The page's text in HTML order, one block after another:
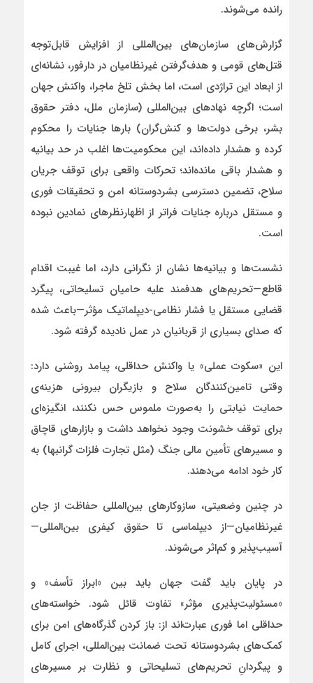
رانده می‌شوند.
گزارش‌های سازمان‌های بین‌المللی از افزایش قابل‌توجه
قتل‌های قومی و هدف‌گرفتن غیرنظامیان در دارفور، نشانه‌ای
از ابعاد این تراژدی است، اما بخش تلخ ماجرا، واکنش جهان
است؛ اگرچه نهادهای بین‌المللی (سازمان ملل، دفتر حقوق
بشر، برخی دولت‌ها و کنش‌گران) بارها جنایات را محکوم
کرده و هشدار داده‌اند، این محکومیت‌ها اغلب در حد بیانیه
و هشدار باقی مانده‌اند؛ تحرکات واقعی برای توقف جریان
سلاح، تضمین دسترسی بشردوستانه امن و تحقیقات فوری
و مستقل درباره جنایات فراتر از اظهارنظرهای نمادین نبوده
است.
نشست‌ها و بیانیه‌ها نشان از نگرانی دارد، اما غیبت اقدام
قاطع—تحریم‌های هدفمند علیه حامیان تسلیحاتی، پیگرد
قضایی مستقل یا فشار نظامی-دیپلماتیک مؤثر—باعث شده
که صدای بسیاری از قربانیان در عمل نادیده گرفته شود.
این «سکوت عملی» یا واکنش حداقلی، پیامد روشنی دارد:
وقتی تامین‌کنندگان سلاح و بازیگران بیرونی هزینه‌ی
حمایت نیابتی را به‌صورت ملموس حس نکنند، انگیزه‌ای
برای توقف خشونت وجود نخواهد داشت و بازارهای قاچاق
و مسیرهای تأمین مالی جنگ (مثل تجارت فلزات گرانبها) به
کار خود ادامه می‌دهند.
در چنین وضعیتی، سازوکارهای بین‌المللی حفاظت از جان
غیرنظامیان—از دیپلماسی تا حقوق کیفری بین‌المللی—
آسیب‌پذیر و کم‌اثر می‌شوند.
در پایان باید گفت جهان باید بین «ابراز تأسف» و
«مسئولیت‌پذیری مؤثر» تفاوت قائل شود. خواسته‌های
حداقلی اما فوری عبارت‌اند از: باز کردن گذرگاه‌های امن برای
کمک‌های بشردوستانه تحت ضمانت بین‌المللی، اجرای کامل
و پیگردانِ تحریم‌های تسلیحاتی و نظارت بر مسیرهای